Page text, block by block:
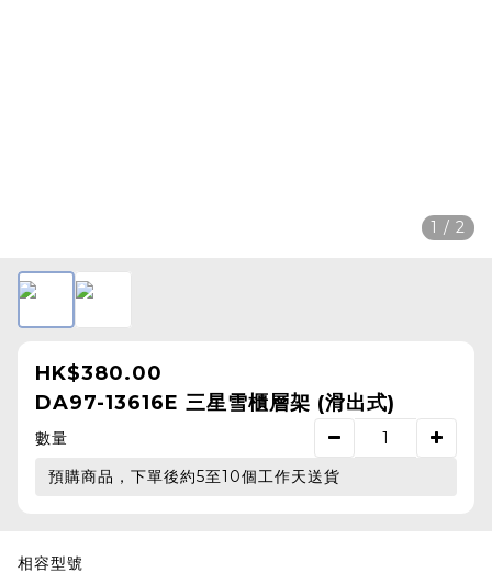
1 / 2
HK$380.00
DA97-13616E 三星雪櫃層架 (滑出式)
數量
預購商品，下單後約5至10個工作天送貨
相容型號